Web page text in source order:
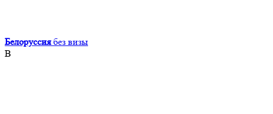
Белоруссия без визы
В